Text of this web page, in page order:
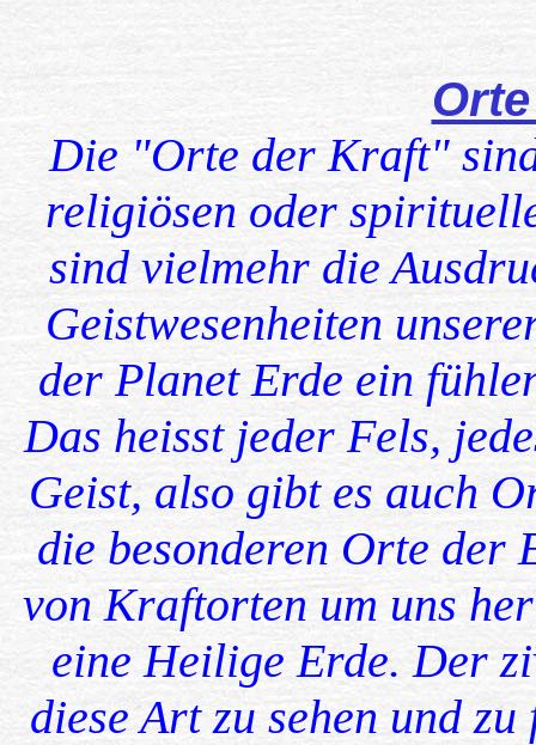
Die "Orte der Kraft"
religiösen oder
sind vielmehr die
Geistwesenheiten
der Planet Erde ein
Das heisst jeder Fels,
Geist, also gibt es auch
die besonderen Orte der
von Kraftorten um uns
eine Heilige Erde. Der
diese Art zu sehen und